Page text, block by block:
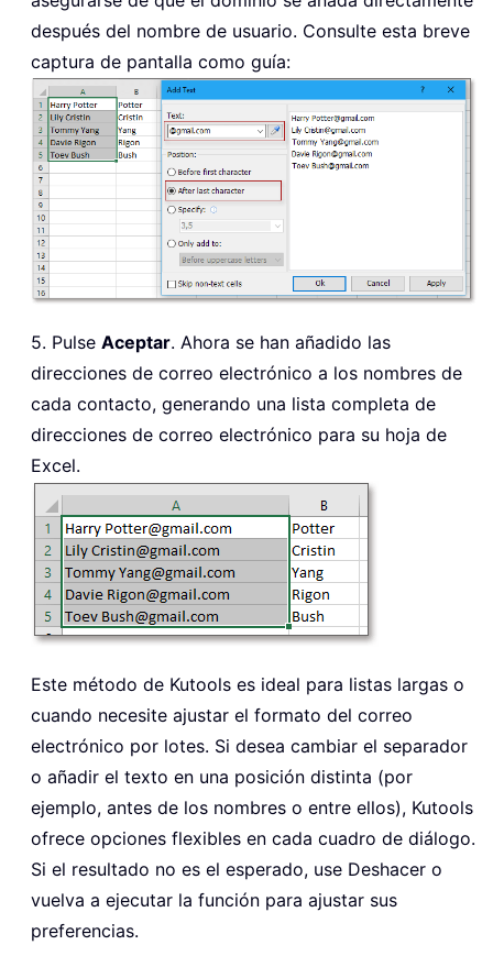
después del nombre de usuario. Consulte esta breve
captura de pantalla como guía:
5. Pulse Aceptar. Ahora se han añadido las
direcciones de correo electrónico a los nombres de
cada contacto, generando una lista completa de
direcciones de correo electrónico para su hoja de
Excel.
Este método de Kutools es ideal para listas largas o
cuando necesite ajustar el formato del correo
electrónico por lotes. Si desea cambiar el separador
o añadir el texto en una posición distinta (por
ejemplo, antes de los nombres o entre ellos), Kutools
ofrece opciones flexibles en cada cuadro de diálogo.
Si el resultado no es el esperado, use Deshacer o
vuelva a ejecutar la función para ajustar sus
preferencias.